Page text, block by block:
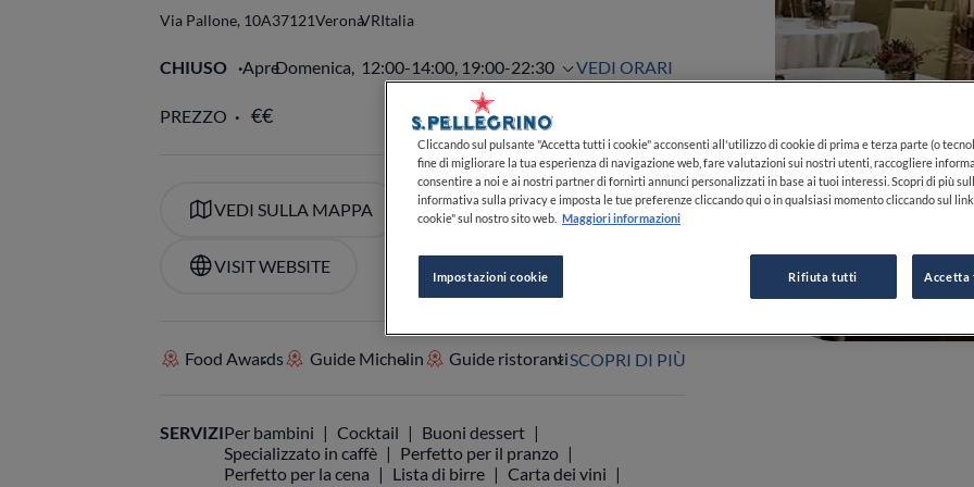
0 0 0
Via Pallone, 10A37121VeronaVRItalia
CHIUSO ApreDomenica, 12:00-14:00, 19:00-22:30 VEDI ORARI
PREZZO
VEDI SULLA MAPPA +39 045 803 6658
VISIT WEBSITE
Food Awards Guide Michelin Guide ristorantiSCOPRI DI PIÙ
SERVIZIPer bambini Cocktail
Buoni dessert
Specializzato in caffè
Perfetto per il pranzo
Perfetto per la cena
Lista di birre
Carta dei vini
Cliccando sul pulsante "Accetta tutti i cookie" acconsenti all'utilizzo di cookie di prima e terza parte (o
fine di migliorare la tua esperienza di navigazione web, fare valutazioni sui nostri utenti, raccogliere
consentire a noi e ai nostri partner di fornirti annunci personalizzati in base ai tuoi interessi. Scopri di più
informativa sulla privacy e imposta le tue preferenze cliccando qui o in qualsiasi momento cliccando sul link
cookie" sul nostro sito web.
Maggiori informazioni
Impostazioni cookie Rifiuta tutti Accetta